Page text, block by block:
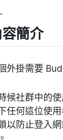
容簡介
外掛需要
候社群中的
任何這位使
以防止登入